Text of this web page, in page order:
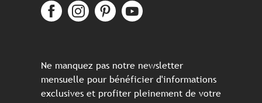
Ne manquez pas notre newsletter
mensuelle pour bénéficier d'informations
exclusives et profiter pleinement de votre